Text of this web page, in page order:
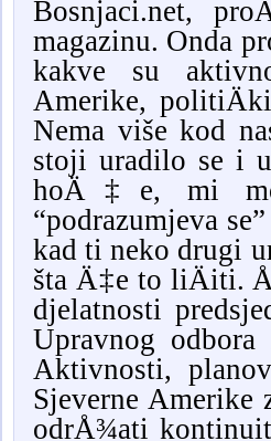
Bosnjaci.net,
magazinu. Onda
kakve su
Amerike,
Nema više kod
stoji uradilo se i
hoÄ‡e, mi
“podrazumjeva
kad ti neko drugi
šta Ä‡e to liÄiti.
djelatnosti
Upravnog odbora
Aktivnosti,
Sjeverne Amerike
odrÅ¾ati